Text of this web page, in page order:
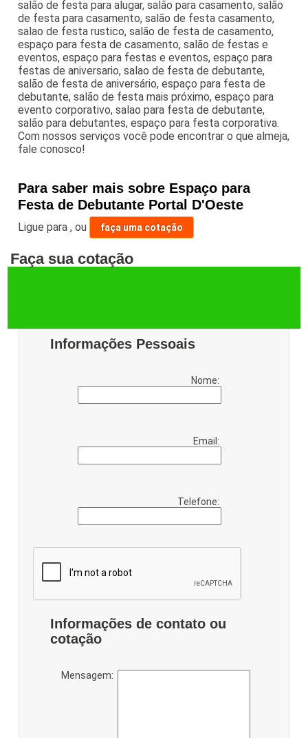
salão de festa para alugar, salão para casamento, salão
de festa para casamento, salão de festa casamento,
salao de festa rustico, salão de festa de casamento,
espaço para festa de casamento, salão de festas e
eventos, espaço para festas e eventos, espaço para
festas de aniversario, salao de festa de debutante,
salão de festa de aniversário, espaço para festa de
debutante, salão de festa mais próximo, espaço para
evento corporativo, salao para festa de debutante,
salão para debutantes, espaço para festa corporativa.
Com nossos serviços você pode encontrar o que almeja,
fale conosco!
Para saber mais sobre Espaço para
Festa de Debutante Portal D'Oeste
Ligue para,ou faça uma cotação
Faça sua cotação
Informações Pessoais
Nome:
Email:
Telefone:
Informações de contato ou
cotação
Mensagem: